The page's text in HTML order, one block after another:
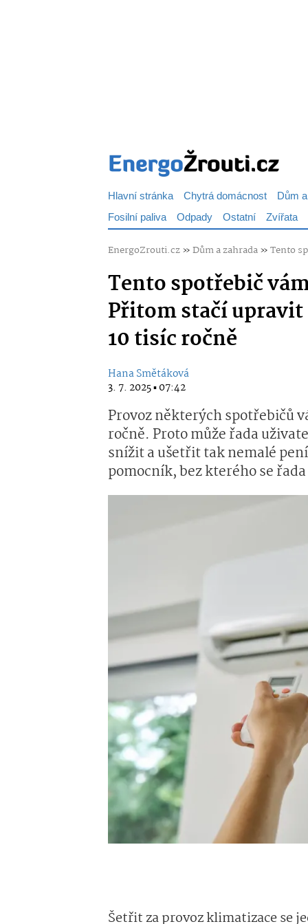
Hlavní stránka Chytrá domácnost
Dům
Fosilní paliva Odpady Ostatní Zvířata
EnergoZrouti.cz»Dům a zahrada»Tento
Tento spotřebič
Přitom stačí upravit
10 tisíc ročně
Hana Smětáková
3. 7. 2025 ▪ 07:42
Provoz některých spotřebičů
ročně. Proto může řada
snížit a ušetřit tak nemalé
pomocník, bez kterého se
Šetřit za provoz klimatizace se